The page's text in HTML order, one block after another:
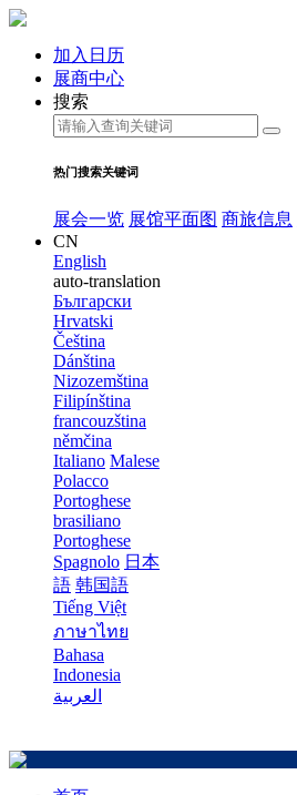
加入日历
展商中心
搜索
热门搜索关键词
展会一览 展馆平面图 商旅信息
CN
English
auto-translation
Български
Hrvatski
Čeština
Dánština
Nizozemština
Filipínština
francouzština
němčina
Italiano Malese
Polacco
Portoghese
brasiliano
Portoghese
Spagnolo 日本
語 韩国語
Tiếng Việt
ภาษาไทย
Bahasa
Indonesia
العربية